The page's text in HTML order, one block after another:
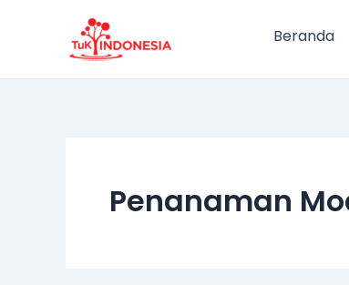
Beranda
Penanaman